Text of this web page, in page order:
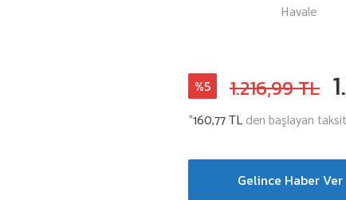
Havale
%5 1.216,99 TL
*160,77 TLden başlayan
Gelince Haber Ver